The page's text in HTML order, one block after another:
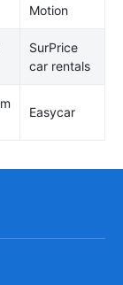
Motion
SurPrice
car rentals
Easycar